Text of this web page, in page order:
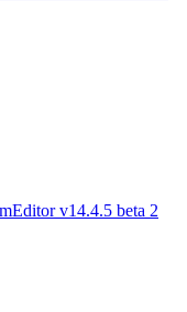
v14.4.5 beta 2